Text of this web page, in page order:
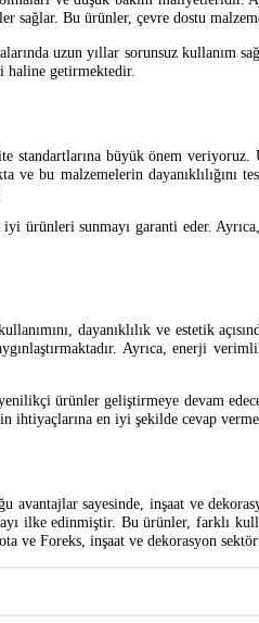
sağlar. Bu ürünler, çevre dostu
uzun yıllar sorunsuz kullanım
haline getirmektedir.
büyük önem
ve bu malzemelerin
ürünleri sunmayı garanti eder.
dayanıklılık ve estetik
Ayrıca, enerji
ürünler geliştirmeye devam
en iyi şekilde cevap
avantajlar sayesinde, inşaat ve
ilke edinmiştir. Bu ürünler, farklı
ve Foreks, inşaat ve dekorasyon